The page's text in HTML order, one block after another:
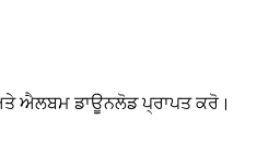
ਐਲਬਮ ਡਾਊਨਲੋਡ ਪ੍ਰਾਪਤ ਕਰੋ।